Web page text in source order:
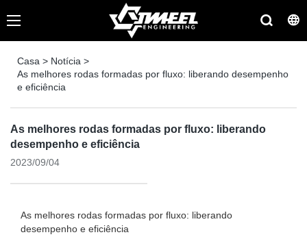
Casa > Notícia >
As melhores rodas formadas por fluxo: liberando desempenho
e eficiência
As melhores rodas formadas por fluxo: liberando
desempenho e eficiência
2023/09/04
As melhores rodas formadas por fluxo: liberando
desempenho e eficiência